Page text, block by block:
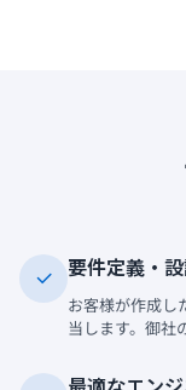
要件定義・
お客様が作成し
当します。御社